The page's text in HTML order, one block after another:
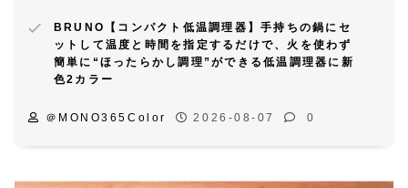
BRUNO【コンパクト低温調理器】手持ちの鍋にセ
ットして温度と時間を指定するだけで、火を使わず
簡単に“ほったらかし調理”ができる低温調理器に新
色2カラー
＠MONO365Color 2026-08-07 0